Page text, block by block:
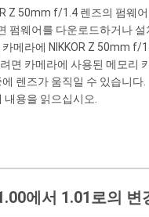
Z 50mm f/1.4 렌즈의 펌웨
펌웨어를 다운로드하거나 설
메라에 NIKKOR Z 50mm f/
면 카메라에 사용된 메모리
렌즈가 움직일 수 있습니다.
내용을 읽으십시오.
에서 1.01로의 변